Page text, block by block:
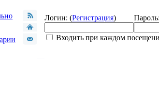
Логин: (Регистрация)
Входить при каждом